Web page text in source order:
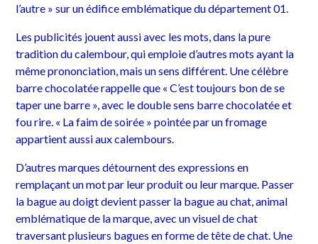
l’autre » sur un édifice emblématique du département 01.
Les publicités jouent aussi avec les mots, dans la pure
tradition du calembour, qui emploie d’autres mots ayant la
même prononciation, mais un sens différent. Une célèbre
barre chocolatée rappelle que « C’est toujours bon de se
taper une barre », avec le double sens barre chocolatée et
fou rire. « La faim de soirée » pointée par un fromage
appartient aussi aux calembours.
D’autres marques détournent des expressions en
remplaçant un mot par leur produit ou leur marque. Passer
la bague au doigt devient passer la bague au chat, animal
emblématique de la marque, avec un visuel de chat
traversant plusieurs bagues en forme de tête de chat. Une